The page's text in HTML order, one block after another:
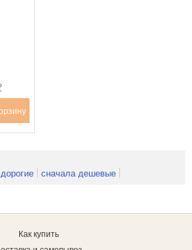
сначала дешевые
Как купить